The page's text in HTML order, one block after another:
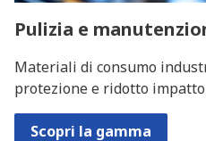
Pulizia e
Materiali di consumo
protezione e ridotto
Scopri la gamma